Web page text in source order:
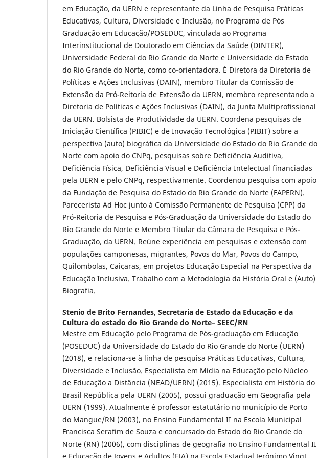
em Educação, da UERN e representante da Linha de Pesquisa Práticas
Educativas, Cultura, Diversidade e Inclusão, no Programa de Pós
Graduação em Educação/POSEDUC, vinculada ao Programa
Interinstitucional de Doutorado em Ciências da Saúde (DINTER),
Universidade Federal do Rio Grande do Norte e Universidade do Estado
do Rio Grande do Norte, como co-orientadora. É Diretora da Diretoria de
Políticas e Ações Inclusivas (DAIN), membro Titular da Comissão de
Extensão da Pró-Reitoria de Extensão da UERN, membro representando a
Diretoria de Políticas e Ações Inclusivas (DAIN), da Junta Multiprofissional
da UERN. Bolsista de Produtividade da UERN. Coordena pesquisas de
Iniciação Científica (PIBIC) e de Inovação Tecnológica (PIBIT) sobre a
perspectiva (auto) biográfica da Universidade do Estado do Rio Grande do
Norte com apoio do CNPq, pesquisas sobre Deficiência Auditiva,
Deficiência Física, Deficiência Visual e Deficiência Intelectual financiadas
pela UERN e pelo CNPq, respectivamente. Coordenou pesquisa com apoio
da Fundação de Pesquisa do Estado do Rio Grande do Norte (FAPERN).
Parecerista Ad Hoc junto à Comissão Permanente de Pesquisa (CPP) da
Pró-Reitoria de Pesquisa e Pós-Graduação da Universidade do Estado do
Rio Grande do Norte e Membro Titular da Câmara de Pesquisa e Pós-
Graduação, da UERN. Reúne experiência em pesquisas e extensão com
populações camponesas, migrantes, Povos do Mar, Povos do Campo,
Quilombolas, Caiçaras, em projetos Educação Especial na Perspectiva da
Educação Inclusiva. Trabalho com a Metodologia da História Oral e (Auto)
Biografia.
Stenio de Brito Fernandes, Secretaria de Estado da Educação e da
Cultura do estado do Rio Grande do Norte– SEEC/RN
Mestre em Educação pelo Programa de Pós-graduação em Educação
(POSEDUC) da Universidade do Estado do Rio Grande do Norte (UERN)
(2018), e relaciona-se à linha de pesquisa Práticas Educativas, Cultura,
Diversidade e Inclusão. Especialista em Mídia na Educação pelo Núcleo
de Educação a Distância (NEAD/UERN) (2015). Especialista em História do
Brasil República pela UERN (2005), possui graduação em Geografia pela
UERN (1999). Atualmente é professor estatutário no município de Porto
do Mangue/RN (2003), no Ensino Fundamental II na Escola Municipal
Francisca Serafim de Souza e concursado do Estado do Rio Grande do
Norte (RN) (2006), com disciplinas de geografia no Ensino Fundamental II